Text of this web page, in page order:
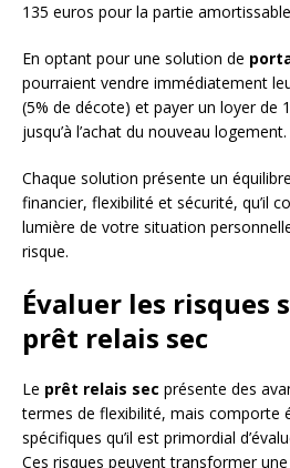
135 euros pour la partie
En optant pour une solution de
pourraient vendre immédiatement
(5% de décote) et payer un loyer de
jusqu’à l’achat du nouveau logement.
Chaque solution présente un
financier, flexibilité et sécurité, qu’il
lumière de votre situation
risque.
Évaluer les risques
prêt relais sec
Le prêt relais sec présente des
termes de flexibilité, mais comporte
spécifiques qu’il est primordial
Ces risques peuvent transformer